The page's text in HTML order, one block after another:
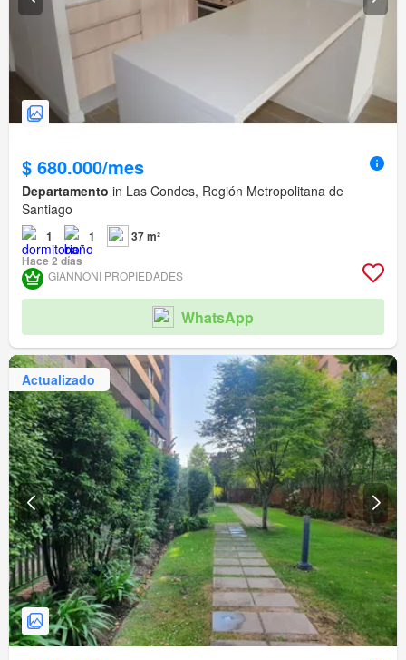
$ 680.000/mes
Departamento in Las Condes, Región Metropolitana de
Santiago
1 1
37 m²
Hace 2 días
GIANNONI PROPIEDADES
WhatsApp
Actualizado